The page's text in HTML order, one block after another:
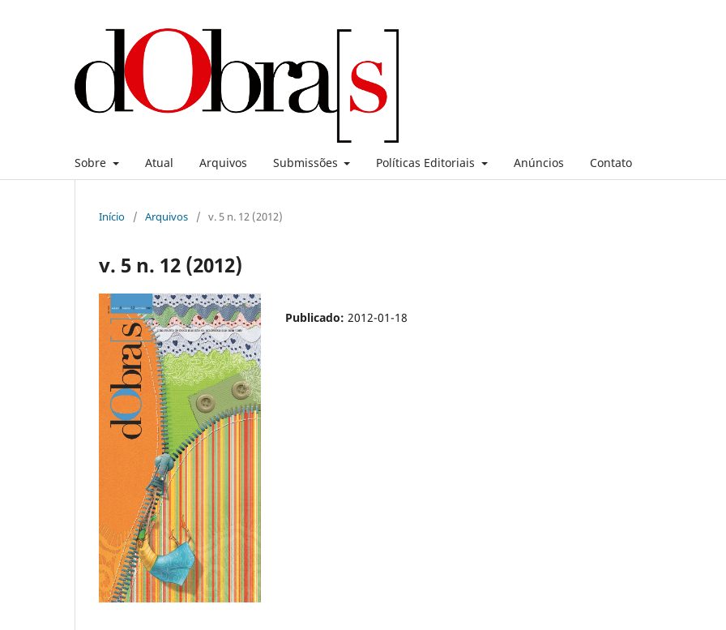
Sobre Atual Arquivos Submissões Políticas Editoriais Anúncios Contato
Início / Arquivos / v. 5 n. 12 (2012)
v. 5 n. 12 (2012)
Publicado: 2012-01-18